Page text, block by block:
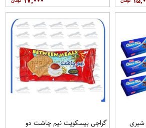
شیری
گراجی بیسکویت نیم چاشت دو